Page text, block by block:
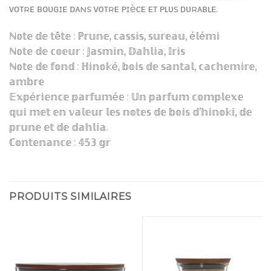
ᴠᴏᴛʀᴇ ʙᴏᴜɢɪᴇ ᴅᴀɴs ᴠᴏᴛʀᴇ ᴘɪèᴄᴇ ᴇᴛ ᴘʟᴜs ᴅᴜʀᴀʙʟᴇ.
ℕ𝕠𝕥𝕖 𝕕𝕖 𝕥ê𝕥𝕖 : ℙ𝕣𝕦𝕟𝕖, 𝕔𝕒𝕤𝕤𝕚𝕤, 𝕤𝕦𝕣𝕖𝕒𝕦, é𝕝é𝕞𝕚
ℕ𝕠𝕥𝕖 𝕕𝕖 𝕔𝕠𝕖𝕦𝕣 : 𝕁𝕒𝕤𝕞𝕚𝕟, 𝔻𝕒𝕙𝕝𝕚𝕒, 𝕀𝕣𝕚𝕤
ℕ𝕠𝕥𝕖 𝕕𝕖 𝕗𝕠𝕟𝕕 : ℍ𝕚𝕟𝕠𝕜é, 𝕓𝕠𝕚𝕤 𝕕𝕖 𝕤𝕒𝕟𝕥𝕒𝕝, 𝕔𝕒𝕔𝕙𝕖𝕞𝕚𝕣𝕖,
𝕒𝕞𝕓𝕣𝕖
𝔼𝕩𝕡é𝕣𝕚𝕖𝕟𝕔𝕖 𝕡𝕒𝕣𝕗𝕦𝕞é𝕖 : 𝕌𝕟 𝕡𝕒𝕣𝕗𝕦𝕞 𝕔𝕠𝕞𝕡𝕝𝕖𝕩𝕖
𝕢𝕦𝕚 𝕞𝕖𝕥 𝕖𝕟 𝕧𝕒𝕝𝕖𝕦𝕣 𝕝𝕖𝕤 𝕟𝕠𝕥𝕖𝕤 𝕕𝕖 𝕓𝕠𝕚𝕤 𝕕’𝕙𝕚𝕟𝕠𝕜𝕚, 𝕕𝕖
𝕡𝕣𝕦𝕟𝕖 𝕖𝕥 𝕕𝕖 𝕕𝕒𝕙𝕝𝕚𝕒.
ℂ𝕠𝕟𝕥𝕖𝕟𝕒𝕟𝕔𝕖 : 𝟜𝟝𝟛 𝕘𝕣
PRODUITS SIMILAIRES